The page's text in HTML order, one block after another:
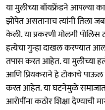
या मुलीच्या बॉयफ्रेंडने आपल्या
झोपेत असतानाच त्यांनी तिला
केली. या प्रकरणी मोलगी पोलिस
हत्येचा गुन्हा दाखल करण्यात
तपास करत आहेत. या मुलीच्या
आणि प्रियकराने हे टोकाचे
करत आहेत. या घटनेमुळे समाजात
आरोपींना कठोर शिक्षा